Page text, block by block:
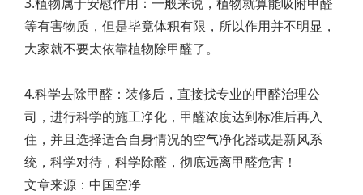
等有害物质，但是毕竟体积有限，所以作用并不明显，
大家就不要太依靠植物除甲醛了。
4.科学去除甲醛：装修后，直接找专业的甲醛治理公
司，进行科学的施工净化，甲醛浓度达到标准后再入
住，并且选择适合自身情况的空气净化器或是新风系
统，科学对待，科学除醛，彻底远离甲醛危害！
文章来源：中国空净